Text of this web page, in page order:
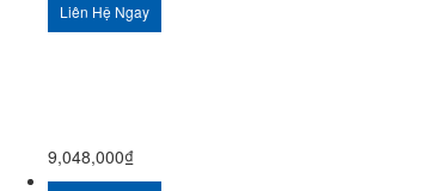
Liên Hệ Ngay
9,048,000₫